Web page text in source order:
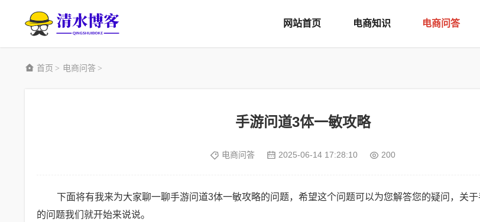
网站首页 电商知识 电商问答
首页 > 电商问答 >
手游问道3体一敏攻略
电商问答 2025-06-14 17:28:10 200
下面将有我来为大家聊一聊手游问道3体一敏攻略的问题，希望这个问题可以为您解答您的疑问，关
的问题我们就开始来说说。